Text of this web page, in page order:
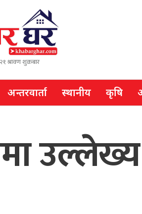
श्रावण शुक्रबार
अन्तरवार्ता स्थानीय कृषि